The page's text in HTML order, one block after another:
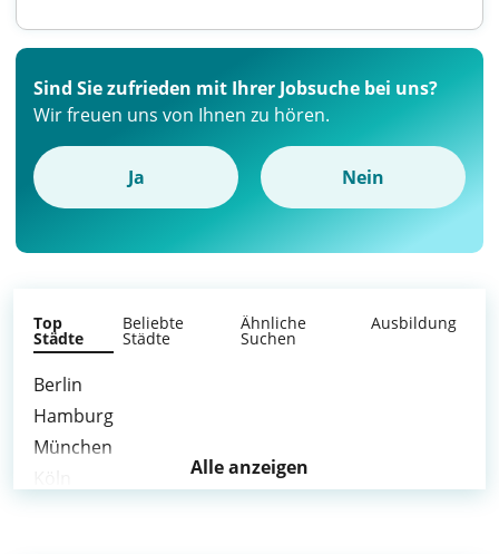
Sind Sie zufrieden mit Ihrer Jobsuche bei uns?
Wir freuen uns von Ihnen zu hören.
Ja Nein
Top
Städte
Beliebte
Städte
Ähnliche
Suchen
Ausbildung
Berlin
Hamburg
München
Alle anzeigen